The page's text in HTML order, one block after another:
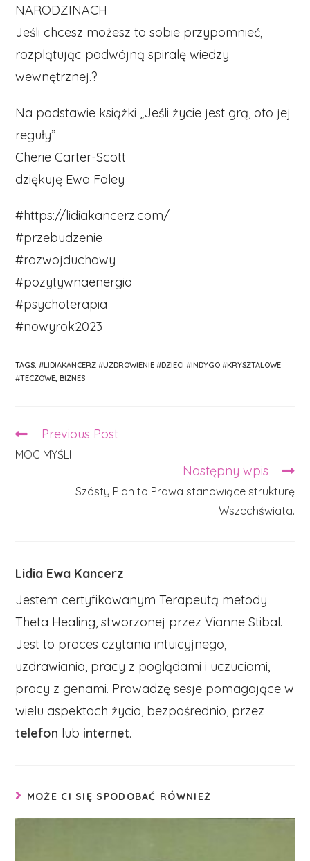
NARODZINACH
Jeśli chcesz możesz to sobie przypomnieć,
rozplątując podwójną spiralę wiedzy
wewnętrznej.?
Na podstawie książki „Jeśli życie jest grą, oto jej
reguły”
Cherie Carter-Scott
dziękuję Ewa Foley
#https://lidiakancerz.com/
#przebudzenie
#rozwojduchowy
#pozytywnaenergia
#psychoterapia
#nowyrok2023
TAGS:#LIDIAKANCERZ #UZDROWIENIE #DZIECI #INDYGO #KRYSZTALOWE
#TECZOWE BIZNES
Read
articles
Previous Post
MOC MYŚLI
Następny wpis
Szósty Plan to Prawa stanowiące strukturę
Wszechświata.
Lidia Ewa Kancerz
Jestem certyfikowanym Terapeutą metody
Theta Healing, stworzonej przez Vianne Stibal.
Jest to proces czytania intuicyjnego,
uzdrawiania, pracy z poglądami i uczuciami,
pracy z genami. Prowadzę sesje pomagające w
wielu aspektach życia, bezpośrednio, przez
telefon lub internet.
MOŻE CI SIĘ SPODOBAĆ RÓWNIEŻ